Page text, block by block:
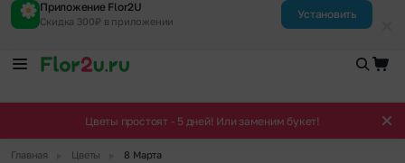
Приложение Flor2U
Скидка 300₽ в приложении
Установить
Цветы простоят - 5 дней! Или заменим букет!
Главная Цветы 8 Марта